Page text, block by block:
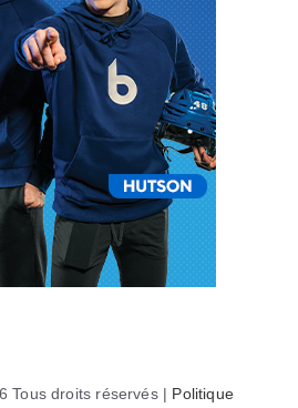
Tous droits réservés | Politique